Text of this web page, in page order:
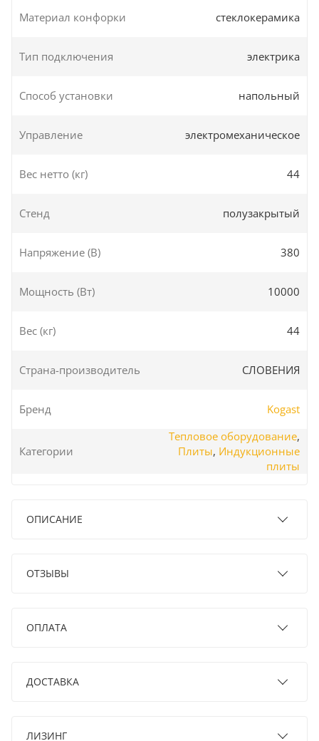
Материал конфорки стеклокерамика
Тип подключения электрика
Способ установки напольный
Управление электромеханическое
Вес нетто (кг) 44
Стенд полузакрытый
Напряжение (В) 380
Мощность (Вт) 10000
Вес (кг) 44
Страна-производитель СЛОВЕНИЯ
Бренд Kogast
Категории
Тепловое оборудование,
Плиты, Индукционные
плиты
ОПИСАНИЕ
ОТЗЫВЫ
ОПЛАТА
ДОСТАВКА
ЛИЗИНГ